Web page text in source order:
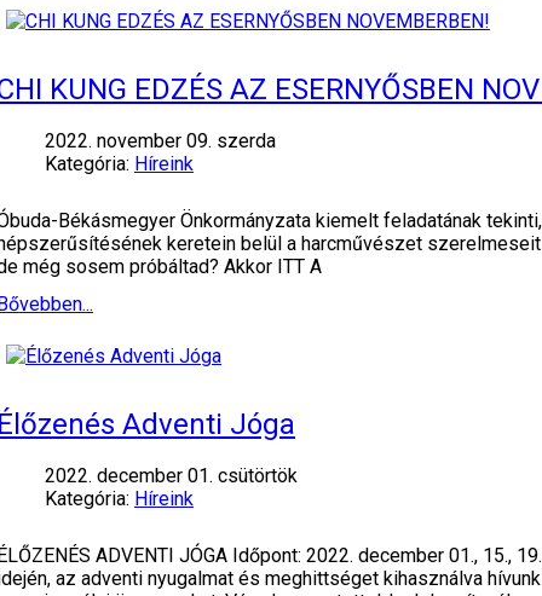
KUNG EDZÉS AZ ESERNYŐSBEN
2022. november 09. szerda
Kategória: Híreink
Békásmegyer Önkormányzata kiemelt feladatának
keretein belül a harcművészet
még sosem próbáltad? Akkor ITT A
Adventi Jóga
2022. december 01. csütörtök
Kategória: Híreink
ADVENTI JÓGA Időpont: 2022. december 01.,
az adventi nyugalmat és meghittséget kihasználva